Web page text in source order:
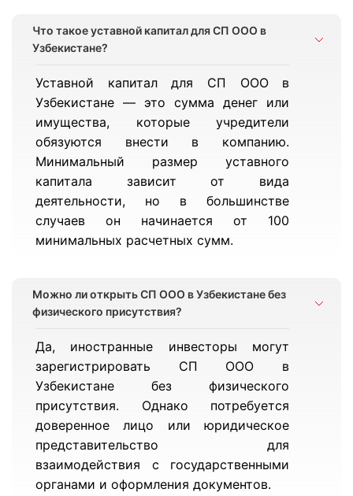
Что такое уставной капитал для СП ООО в
Узбекистане?
Уставной капитал для СП ООО в
Узбекистане — это сумма денег или
имущества, которые учредители
обязуются внести в компанию.
Минимальный размер уставного
капитала зависит от вида
деятельности, но в большинстве
случаев он начинается от 100
минимальных расчетных сумм.
Можно ли открыть СП ООО в Узбекистане без
физического присутствия?
Да, иностранные инвесторы могут
зарегистрировать СП ООО в
Узбекистане без физического
присутствия. Однако потребуется
доверенное лицо или юридическое
представительство для
взаимодействия с государственными
органами и оформления документов.